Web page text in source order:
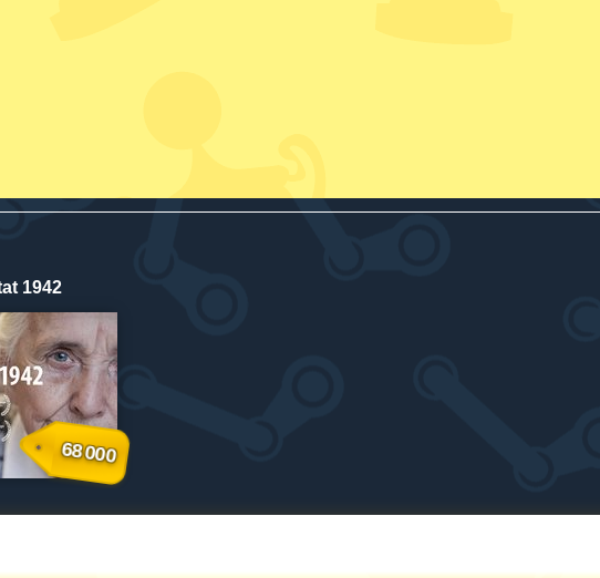
1942
68 000